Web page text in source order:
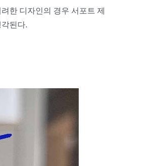
한 디자인의 경우 서포트 제
된다.